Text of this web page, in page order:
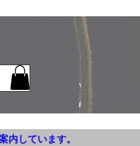
内しています。